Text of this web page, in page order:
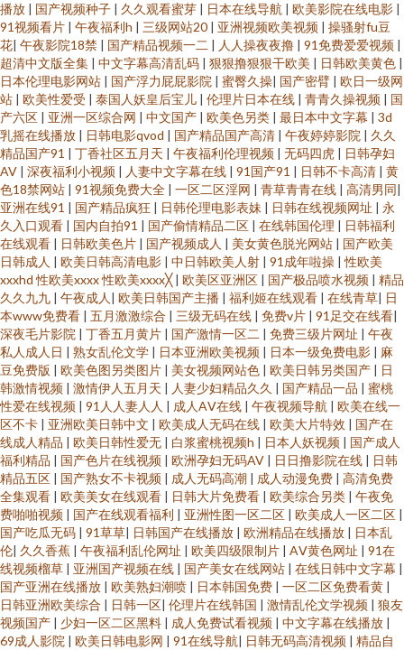
播放 | 国产视频种子 | 久久观看蜜芽 | 日本在线导航 | 欧美影院在线电影 |
91视频看片 | 午夜福利h | 三级网站20 | 亚洲视频欧美视频 | 操骚射fu豆
花| 午夜影院18禁 | 国产精品视频一二 | 人人操夜夜撸 | 91免费爱爱视频 |
超清中文版全集 | 中文字幕高清乱码 | 狠狠撸狠狠干欧美 | 日韩欧美黄色 |
日本伦理电影网站 | 国产浮力屁屁影院 | 蜜臀久操| 国产密臂 | 欧日一级网
站 | 欧美性爱受 | 泰国人妖皇后宝儿 | 伦理片日本在线 | 青青久操视频 | 国
产六区 | 亚洲一区综合网 | 中文国产 | 欧美色另类 | 最日本中文字幕 | 3d
乳摇在线播放 | 日韩电影qvod | 国产精品国产高清 | 午夜婷婷影院 | 久久
精品国产91 | 丁香社区五月天 | 午夜福利伦理视频 | 无码四虎 | 日韩孕妇
AV | 深夜福利小视频 | 人妻中文字幕在线 | 91国产91 | 日韩不卡高清 | 黄
色18禁网站 | 91视频免费大全 | 一区二区淫网 | 青草青青在线 | 高清男同|
亚洲在线91 | 国产精品疯狂 | 日韩伦理电影表妹 | 日韩在线视频网址 | 永
久入口观看 | 国内自拍91 | 国产偷情精品二区 | 在线韩国伦理 | 日韩福利
在线观看 | 日韩欧美色片 | 国产视频成人 | 美女黄色脱光网站 | 国产欧美
日韩成人 | 欧美日韩高清电影 | 中日韩欧美人射 | 91成年啦操 |性欧美
xxxhd 性欧美xxxx 性欧美xxxx╳| 欧美区亚洲区 | 国产极品喷水视频 | 精品
久久九九 | 午夜成人 | 欧美日韩国产主播 | 福利姬在线观看 | 在线青草| 日
本www免费看 | 五月激激综合 | 三级无码在线 | 免费v片 | 91足交在线看|
深夜毛片影院 | 丁香五月黄片 | 国产激情一区二 | 免费三级片网址 | 午夜
私人成人日 | 熟女乱伦文学 | 日本亚洲欧美视频 | 日本一级免费电影 | 麻
豆免费版 | 欧美色图另类图片 | 美女视频网站色 | 欧美日韩另类国产 | 日
韩激情视频 | 激情伊人五月天 | 人妻少妇精品久久 | 国产精品一品 | 蜜桃
性爱在线视频 | 91人人妻人人 | 成人AⅤ在线 | 午夜视频导航 | 欧美在线一
区不卡 | 亚洲欧美日韩中文 | 欧美成人无码在线 | 欧美大片特效 | 国产在
线成人精品 | 欧美日韩性爱无 | 白浆蜜桃视频h | 日本人妖视频 | 国产成人
福利精品 | 国产色片在线视频 | 欧洲孕妇无码AV | 日日撸影院在线 | 日韩
精品五区 | 国产熟女不卡视频 | 成人无码高潮 | 成人动漫免费 | 高清免费
全集观看 | 欧美美女在线观看 | 日韩大片免费看 | 欧美综合另类 | 午夜免
费啪啪视频 | 国产在线观看福利 | 亚洲性图一区二区 | 欧美成人一区二区 |
国产吃瓜无码 | 91草草| 日韩国产在线播放 | 欧洲精品在线播放 | 日本乱
伦| 久久香蕉 | 午夜福利乱伦网址 | 欧美四级限制片 | AⅤ黄色网址 | 91在
线视频榴草 | 亚洲国产视频在线 | 国产美女在线网站 | 在线日韩中文字幕 |
国产亚洲在线播放 | 欧美熟妇潮喷 | 日本韩国免费 | 一区二区免费看黄 |
日韩亚洲欧美综合 | 日韩一区| 伦理片在线韩国 | 激情乱伦文学视频 | 狼友
视频国产 | 少妇一区二区黑料 | 成人免费试看视频 | 中文字幕在线播放 |
69成人影院 | 欧美日韩电影网 | 91在线导航| 日韩无码高清视频 | 精品自